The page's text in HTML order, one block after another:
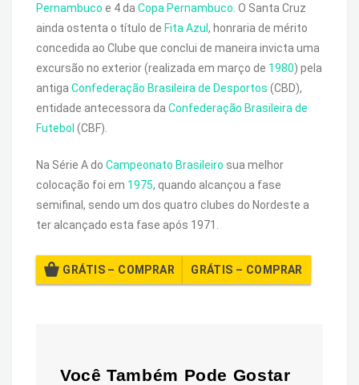
Pernambuco e 4 da Copa Pernambuco . O Santa Cruz
ainda ostenta o título de Fita Azul , honraria de mérito
concedida ao Clube que conclui de maneira invicta uma
excursão no exterior (realizada em março de 1980) pela
antiga Confederação Brasileira de Desportos (CBD),
entidade antecessora da Confederação Brasileira de
Futebol (CBF).
Na Série A do Campeonato Brasileiro sua melhor
colocação foi em 1975, quando alcançou a fase
semifinal, sendo um dos quatro clubes do Nordeste a
ter alcançado esta fase após 1971.
GRÁTIS – COMPRAR
Você Também Pode Gostar